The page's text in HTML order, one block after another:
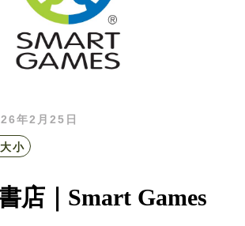
年2月25日
大小
店｜Smart Games